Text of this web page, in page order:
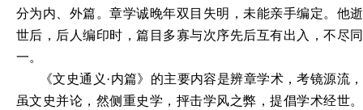
分为内、外篇。章学诚晚年双目失明，未能亲手编定。他逝
世后，后人编印时，篇目多寡与次序先后互有出入，不尽同
一。
《文史通义·内篇》的主要内容是辨章学术，考镜源流，
虽文 史并论，然侧重史学，抨击学风之弊，提倡学术经世。